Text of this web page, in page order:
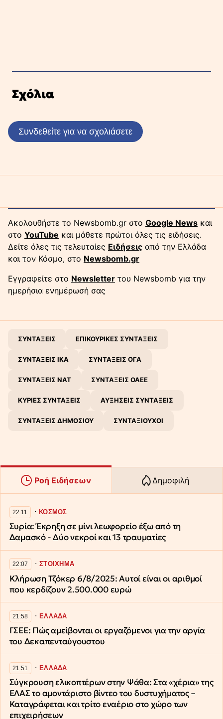
Σχόλια
Συνδεθείτε για να σχολιάσετε
Ακολουθήστε το Newsbomb.gr στο Google News και
στο YouTube και μάθετε πρώτοι όλες τις ειδήσεις.
Δείτε όλες τις τελευταίες Ειδήσεις από την Ελλάδα
και τον Κόσμο, στο Newsbomb.gr
Εγγραφείτε στο Newsletter του Newsbomb για την
ημερήσια ενημέρωσή σας
ΣΥΝΤΑΞΕΙΣ ΕΠΙΚΟΥΡΙΚΕΣ ΣΥΝΤΑΞΕΙΣ
ΣΥΝΤΑΞΕΙΣ ΙΚΑ ΣΥΝΤΑΞΕΙΣ ΟΓΑ
ΣΥΝΤΑΞΕΙΣ ΝΑΤ ΣΥΝΤΑΞΕΙΣ ΟΑΕΕ
ΚΥΡΙΕΣ ΣΥΝΤΑΞΕΙΣ ΑΥΞΗΣΕΙΣ ΣΥΝΤΑΞΕΙΣ
ΣΥΝΤΑΞΕΙΣ ΔΗΜΟΣΙΟΥ ΣΥΝΤΑΞΙΟΥΧΟΙ
Ροή Ειδήσεων Δημοφιλή
22:11 ∙ΚΟΣΜΟΣ
Συρία: Έκρηξη σε μίνι λεωφορείο έξω από τη
Δαμασκό - Δύο νεκροί και 13 τραυματίες
22:07 ∙ΣΤΟΙΧΗΜΑ
Κλήρωση Τζόκερ 6/8/2025: Αυτοί είναι οι αριθμοί
που κερδίζουν 2.500.000 ευρώ
21:58 ∙ΕΛΛΑΔΑ
ΓΣΕΕ: Πώς αμείβονται οι εργαζόμενοι για την αργία
του Δεκαπενταύγουστου
21:51 ∙ΕΛΛΑΔΑ
Σύγκρουση ελικοπτέρων στην Ψάθα: Στα «χέρια» της
ΕΛΑΣ το αμοντάριστο βίντεο του δυστυχήματος –
Καταγράφεται και τρίτο εναέριο στο χώρο των
επιχειρήσεων